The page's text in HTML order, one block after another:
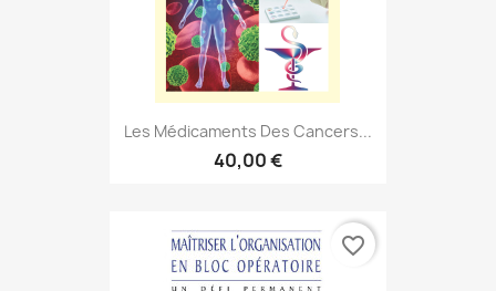
Les Médicaments Des Cancers...
40,00 €
favorite_border